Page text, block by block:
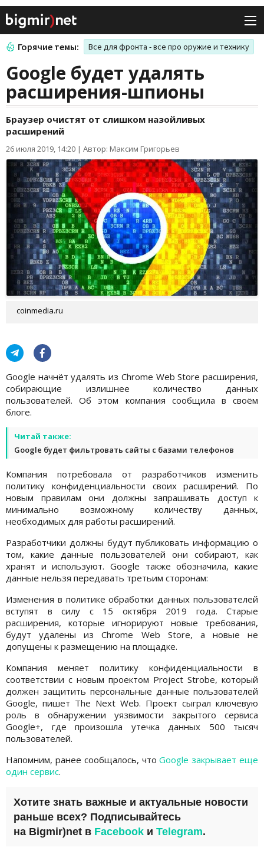
Горячие темы: Все для фронта - все про оружие и технику
Google будет удалять
расширения-шпионы
Браузер очистят от слишком назойливых
расширений
26 июля 2019, 14:20 | Автор: Максим Григорьев
coinmedia.ru
Google начнёт удалять из Chrome Web Store расширения,
собирающие излишнее количество данных
пользователей. Об этом компания сообщила в своём
блоге.
Читай также:
Google будет фильтровать сайты с базами телефонов
Компания потребовала от разработчиков изменить
политику конфиденциальности своих расширений. По
новым правилам они должны запрашивать доступ к
минимально возможному количеству данных,
необходимых для работы расширений.
Разработчики должны будут публиковать информацию о
том, какие данные пользователей они собирают, как
хранят и используют. Google также обозначила, какие
данные нельзя передавать третьим сторонам:
Изменения в политике обработки данных пользователей
вступят в силу с 15 октября 2019 года. Старые
расширения, которые игнорируют новые требования,
будут удалены из Chrome Web Store, а новые не
допущены к размещению на площадке.
Компания меняет политику конфиденциальности в
соответствии с новым проектом Project Strobe, который
должен защитить персональные данные пользователей
Google, пишет The Next Web. Проект сыграл ключевую
роль в обнаружении уязвимости закрытого сервиса
Google+, где произошла утечка данных 500 тысяч
пользователей.
Напомним, ранее сообщалось, чтоGoogle закрывает еще
один сервис.
Хотите знать важные и актуальные новости
раньше всех? Подписывайтесь
на Bigmir)net в Facebook и Telegram.